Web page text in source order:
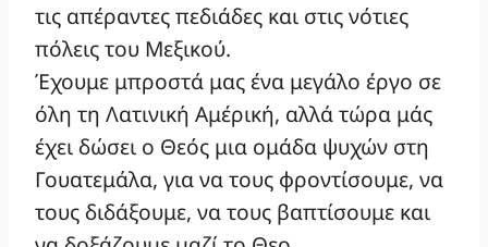
τις απέραντες πεδιάδες και στις νότιες
πόλεις του Μεξικού.
Έχουμε μπροστά μας ένα μεγάλο έργο σε
όλη τη Λατινική Αμέρική, αλλά τώρα μάς
έχει δώσει ο Θεός μια ομάδα ψυχών στη
Γουατεμάλα, για να τους φροντίσουμε, να
τους διδάξουμε, να τους βαπτίσουμε και